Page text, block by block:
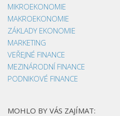
MIKROEKONOMIE
MAKROEKONOMIE
ZÁKLADY EKONOMIE
MARKETING
VEŘEJNÉ FINANCE
MEZINÁRODNÍ FINANCE
PODNIKOVÉ FINANCE
MOHLO BY VÁS ZAJÍMAT: